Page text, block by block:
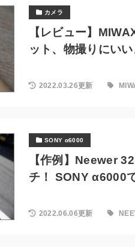
カメラ
【レビュー】
ット、物撮りにいい
2022.03.26更新
SONY α6000
【作例】Neewer
チ！ SONY α6000
2022.06.06更新